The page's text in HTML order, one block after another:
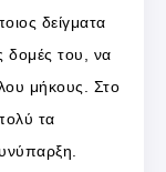
δείγματα
δομές του, να
μήκους. Στο
τα